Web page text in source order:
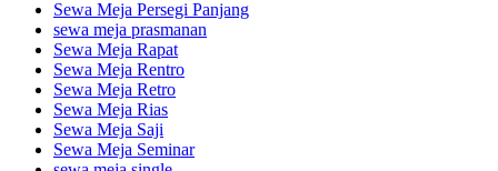
Sewa Meja Persegi Panjang
sewa meja prasmanan
Sewa Meja Rapat
Sewa Meja Rentro
Sewa Meja Retro
Sewa Meja Rias
Sewa Meja Saji
Sewa Meja Seminar